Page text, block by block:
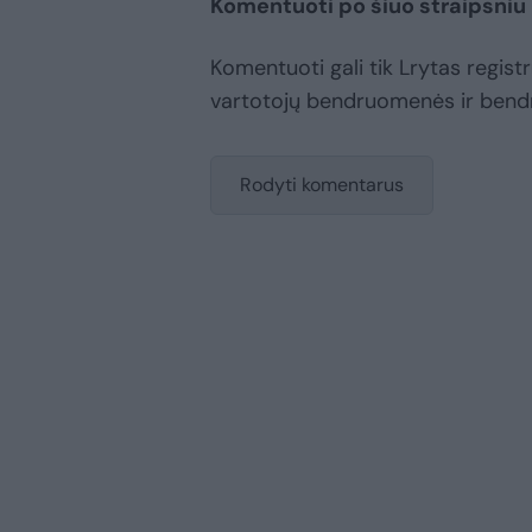
Komentuoti po šiuo straipsniu
Komentuoti gali tik Lrytas
vartotojų bendruomenės ir
Rodyti komentarus